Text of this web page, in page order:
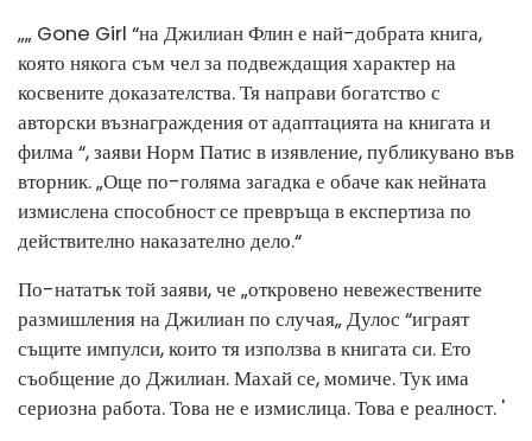
„„ Gone Girl “на Джилиан Флин е най-добрата книга,
която някога съм чел за подвеждащия характер на
косвените доказателства. Тя направи богатство с
авторски възнаграждения от адаптацията на книгата и
филма “, заяви Норм Патис в изявление, публикувано във
вторник. „Още по-голяма загадка е обаче как нейната
измислена способност се превръща в експертиза по
действително наказателно дело.“
По-нататък той заяви, че „откровено невежествените
размишления на Джилиан по случая„ Дулос “играят
същите импулси, които тя използва в книгата си. Ето
съобщение до Джилиан. Махай се, момиче. Тук има
сериозна работа. Това не е измислица. Това е реалност. '